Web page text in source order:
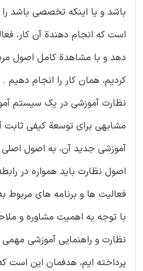
باشد و یا اینکه تخصصی باشد را
است که انجام دهندة آن کار،
دهد و با مشاهدة کامل اصول
کردیم، همان کار را انجام
نظارت آموزشی در یک سیستم
مشابهی برای توسعة کیفی ثابت
آموزشی جدید آن، به اصول
اصول نظارت باید همواره در
فعالیت ها و برنامه های مربوط
با توجه به اهمیت مشاوره و
نظارت و راهنمایی آموزشی مهمی
پرداخته ایم، هدفمان این است